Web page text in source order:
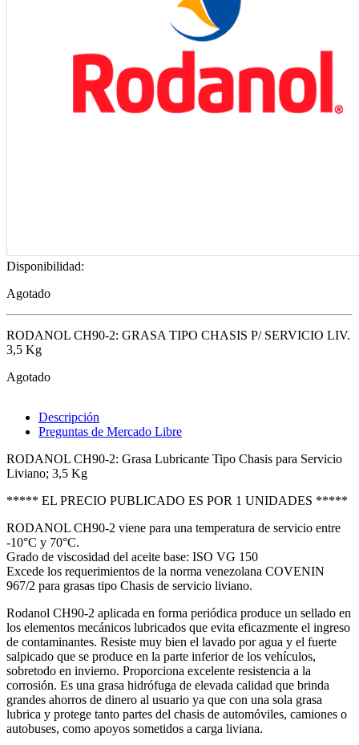
Disponibilidad:
Agotado
RODANOL CH90-2: GRASA TIPO CHASIS P/ SERVICIO LIV.
3,5 Kg
Agotado
Descripción
Preguntas de Mercado Libre
RODANOL CH90-2: Grasa Lubricante Tipo Chasis para Servicio
Liviano; 3,5 Kg
***** EL PRECIO PUBLICADO ES POR 1 UNIDADES *****
RODANOL CH90-2 viene para una temperatura de servicio entre
-10°C y 70°C.
Grado de viscosidad del aceite base: ISO VG 150
Excede los requerimientos de la norma venezolana COVENIN
967/2 para grasas tipo Chasis de servicio liviano.
Rodanol CH90-2 aplicada en forma periódica produce un sellado en
los elementos mecánicos lubricados que evita eficazmente el ingreso
de contaminantes. Resiste muy bien el lavado por agua y el fuerte
salpicado que se produce en la parte inferior de los vehículos,
sobretodo en invierno. Proporciona excelente resistencia a la
corrosión. Es una grasa hidrófuga de elevada calidad que brinda
grandes ahorros de dinero al usuario ya que con una sola grasa
lubrica y protege tanto partes del chasis de automóviles, camiones o
autobuses, como apoyos sometidos a carga liviana.